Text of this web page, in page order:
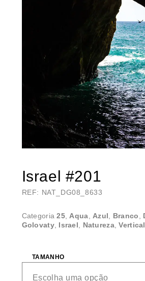
Israel #201
REF: NAT_DG08_8633
Categoria25,Aqua,Azul, Branco,
Golovaty, Israel, Natureza,Vertical
TAMANHO